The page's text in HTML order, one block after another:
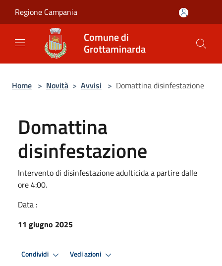
Regione Campania
Comune di
Grottaminarda
Home > Novità > Avvisi > Domattina disinfestazione
Domattina
disinfestazione
Intervento di disinfestazione adulticida a partire dalle
ore 4:00.
Data :
11 giugno 2025
Condividi Vedi azioni